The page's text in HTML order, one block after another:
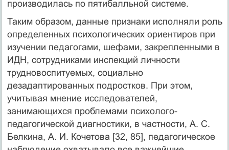
производилась по пятибалльной системе.
Таким образом, данные признаки исполняли роль
определенных психологических ориентиров при
изучении педагогами, шефами, закрепленными в
ИДН, сотрудниками инспекций личности
трудновоспитуемых, социально
дезадаптированных подростков. При этом,
учитывая мнение исследователей,
занимающихся проблемами психолого-
педагогической диагностики, в частности, А. С.
Белкина, А. И. Кочетова [32, 85], педагогическое